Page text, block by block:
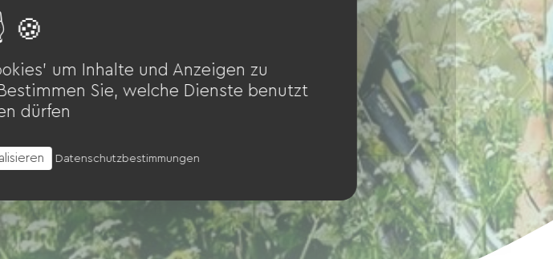
um Inhalte und Anzeigen zu
Sie, welche Dienste benutzt
dürfen
Datenschutzbestimmungen